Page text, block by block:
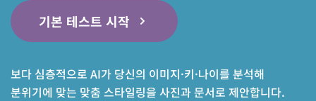
기본 테스트 시작
보다 심층적으로 AI가 당신의 이미지·키·나이를 분석해
분위기에 맞는 맞춤 스타일링을 사진과 문서로 제안합니다.